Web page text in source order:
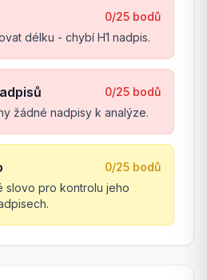
0/25 bodů
délku - chybí H1 nadpis.
0/25 bodů
žádné nadpisy k analýze.
0/25 bodů
slovo pro kontrolu jeho